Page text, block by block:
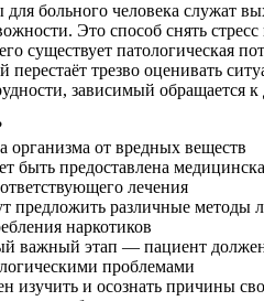
больного человека служат
Это способ снять
существует патологическая
перестаёт трезво оценивать
зависимый обращается
организма от вредных веществ
быть предоставлена
лечения
предложить различные методы
наркотиков
важный этап — пациент должен
проблемами
изучить и осознать причины